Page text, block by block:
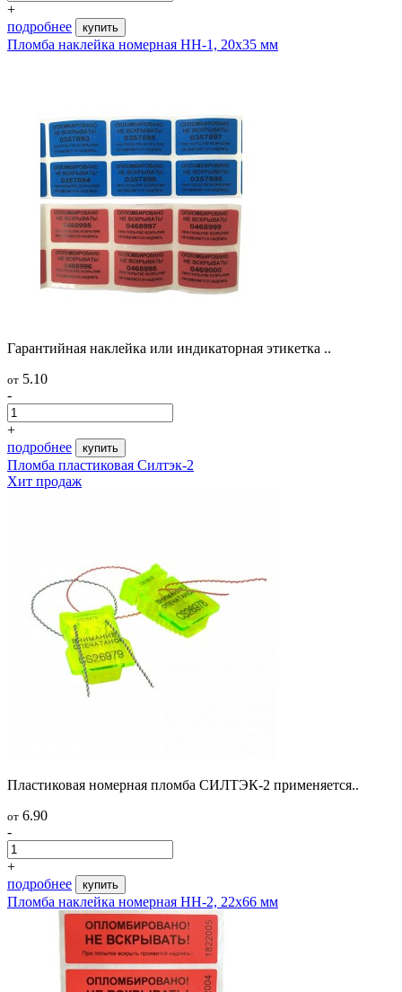
+
подробнее
купить
Пломба наклейка номерная НН-1, 20x35 мм
Гарантийная наклейка или индикаторная этикетка ..
от 5.10
-
+
подробнее
купить
Пломба пластиковая Силтэк-2
Хит продаж
Пластиковая номерная пломба СИЛТЭК-2 применяется..
от 6.90
-
+
подробнее
купить
Пломба наклейка номерная НН-2, 22х66 мм